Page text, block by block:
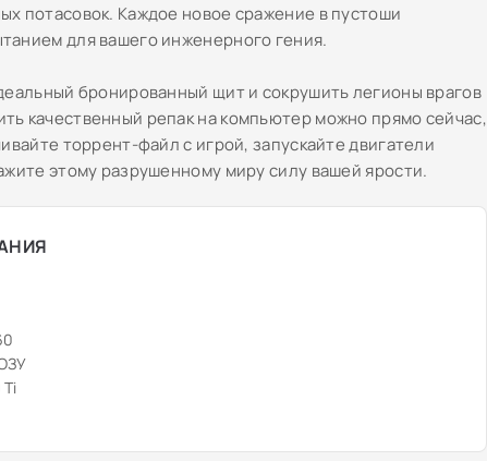
потасовок. Каждое новое сражение в пустоши
для вашего инженерного гения.
бронированный щит и сокрушить легионы врагов
качественный репак на компьютер можно прямо сейчас,
торрент-файл с игрой, запускайте двигатели
этому разрушенному миру силу вашей ярости.
Ti